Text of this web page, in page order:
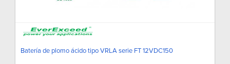
Batería de plomo ácido tipo VRLA serie FT 12VDC150